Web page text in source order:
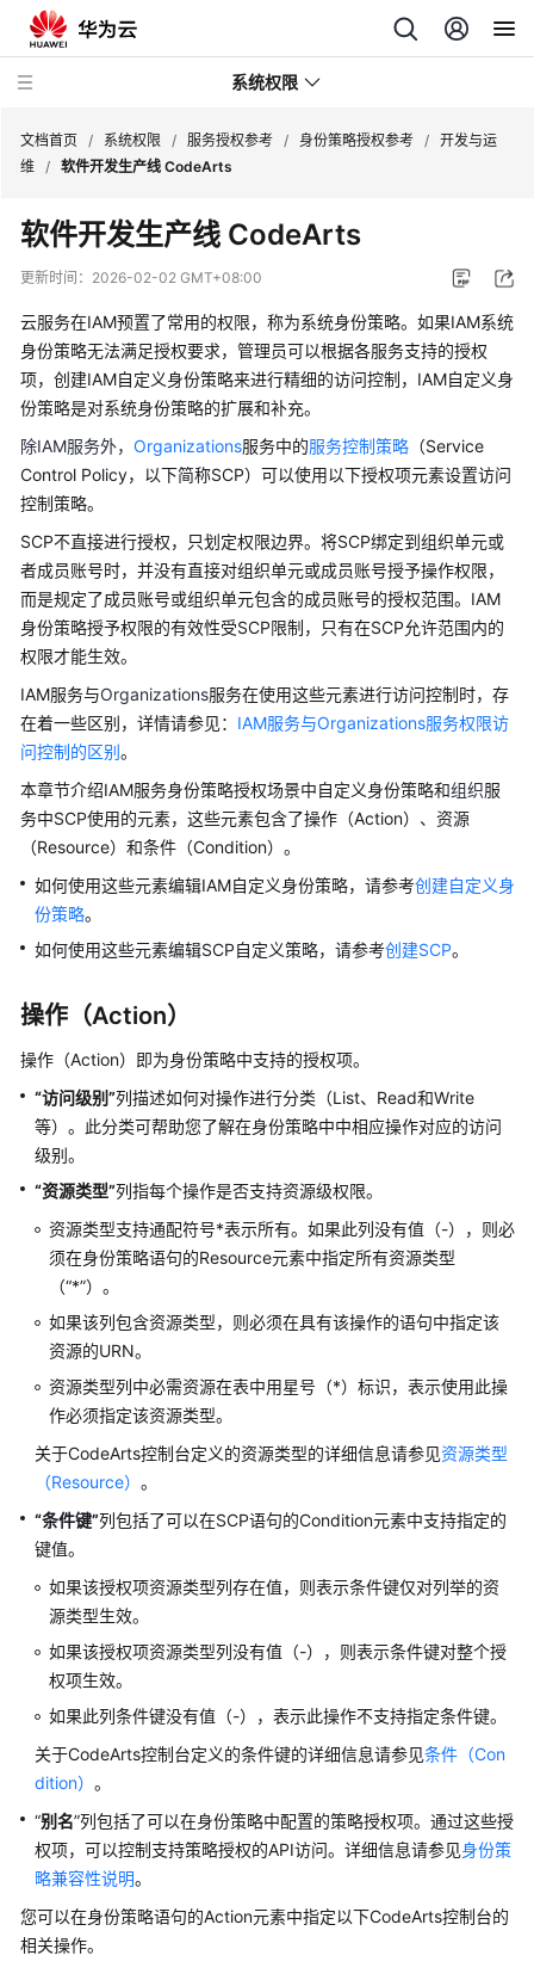
系统权限
服
务
授
参
考
系
角
色
与
策
略
统
身
份
策
略
身
份
策
略
授
参
算
存
网
络
容
CDN
与
智
能
据
安
全
与
规
人
工
智
大
文档首页 / 系统权限 / 服务授权参考 / 身份策略授权参考 / 开发与运
维 / 软件开发生产线 CodeArts
软件开发生产线 CodeArts
更新时间： 2026-02-02 GMT+08:00
云服务在IAM预置了常用的权限，称为系统身份策略。如果IAM系统
身份策略无法满足授权要求，管理员可以根据各服务支持的授权
项，创建IAM自定义身份策略来进行精细的访问控制，IAM自定义身
份策略是对系统身份策略的扩展和补充。
除IAM服务外， Organizations服务中的服务控制策略 （Service
Control Policy，以下简称SCP） 可以使用以下授权项元素设置访问
控制策略。
SCP不直接进行授权，只划定权限边界。将SCP绑定到组织单元或
者成员账号时，并没有直接对组织单元或成员账号授予操作权限，
而是规定了成员账号或组织单元包含的成员账号的授权范围。IAM
身份策略授予权限的有效性受SCP限制，只有在SCP允许范围内的
权限才能生效。
IAM服务与Organizations服务在使用这些元素进行访问控制时，存
在着一些区别，详情请参见： IAM服务与Organizations服务权限访
问控制的区别。
本章节介绍IAM服务身份策略授权场景中自定义身份策略和组织服
务中SCP使用的元素，这些元素包含了操作（Action）、资源
（Resource）和条件（Condition） 。
如何使用这些元素编辑IAM自定义身份策略，请参考创建自定义身
份策略。
如何使用这些元素编辑SCP自定义策略，请参考创建SCP。
操作（Action）
操作（Action）即为身份策略中支持的授权项。
“访问级别”列描述如何对操作进行分类（List、Read和Write
等）。此分类可帮助您了解在身份策略中中相应操作对应的访问
级别。
“资源类型”列指每个操作是否支持资源级权限。
资源类型支持通配符号*表示所有。如果此列没有值（-），则必
须在身份策略语句的Resource元素中指定所有资源类型
（“*”）。
如果该列包含资源类型，则必须在具有该操作的语句中指定该
资源的URN。
资源类型列中必需资源在表中用星号（*）标识，表示使用此操
作必须指定该资源类型。
关于CodeArts控制台定义的资源类型的详细信息请参见资源类型
（Resource） 。
“条件键”列包括了可以在SCP语句的Condition元素中支持指定的
键值。
如果该授权项资源类型列存在值，则表示条件键仅对列举的资
源类型生效。
如果该授权项资源类型列没有值（-），则表示条件键对整个授
权项生效。
如果此列条件键没有值（-），表示此操作不支持指定条件键。
关于CodeArts控制台定义的条件键的详细信息请参见条件（Con
dition） 。
“别名”列包括了可以在身份策略中配置的策略授权项。通过这些授
权项，可以控制支持策略授权的API访问。详细信息请参见身份策
略兼容性说明。
您可以在身份策略语句的Action元素中指定以下CodeArts控制台的
相关操作。